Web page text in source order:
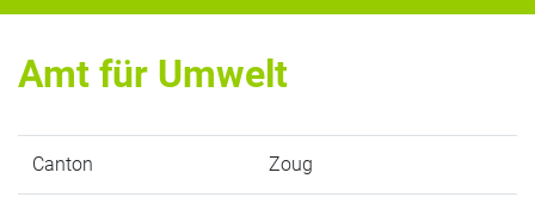
Amt für Umwelt
Canton Zoug